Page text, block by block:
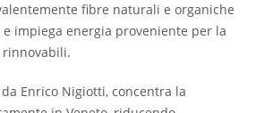
fibre naturali e organiche
impiega energia proveniente per la
Enrico Nigiotti, concentra la